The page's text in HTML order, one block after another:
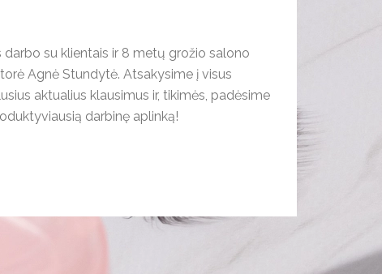
su klientais ir 8 metų grožio salono
Agnė Stundytė. Atsakysime į visus
aktualius klausimus ir, tikimės, padėsime
darbinę aplinką!